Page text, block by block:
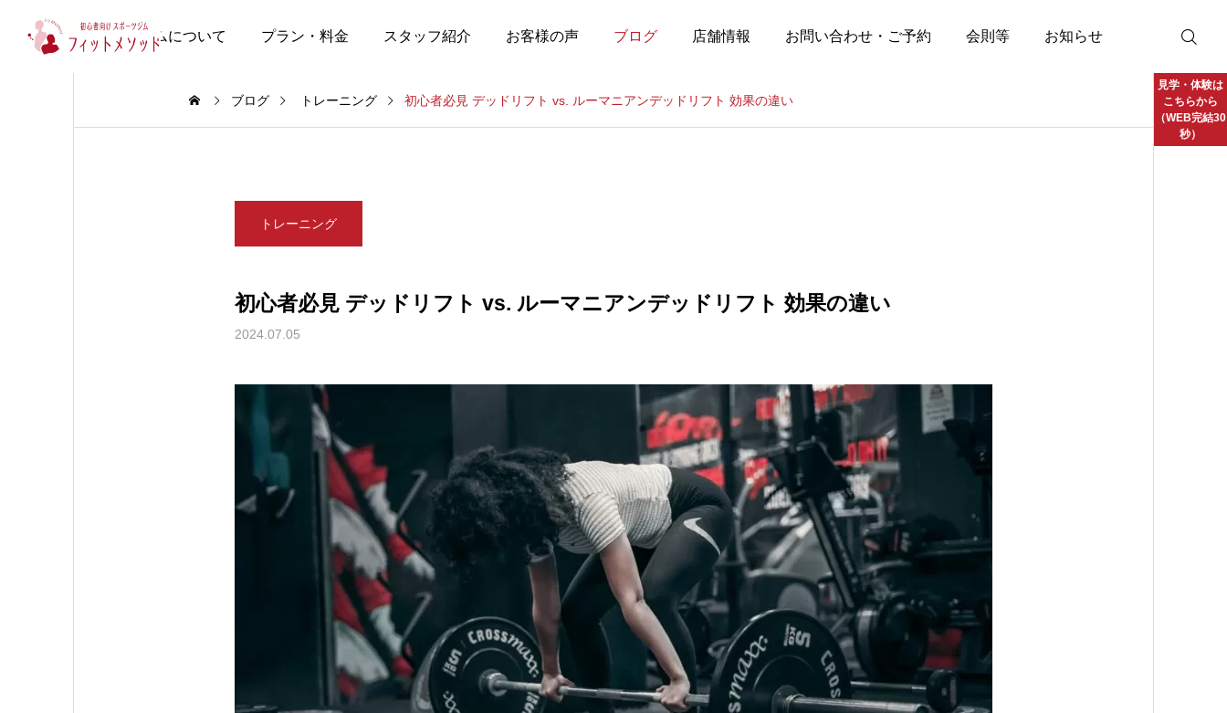
当ジムについて プラン・料金 スタッフ紹介 お客様の声 ブログ 店舗情報 お問い合わせ・ご予約 会則等 お知らせ
見学・体験は
こちらから
（WEB完結30
秒）
ブログ トレーニング 初心者必見 デッドリフト vs. ルーマニアンデッドリフト 効果の違い
トレーニング
初心者必見 デッドリフト vs. ルーマニアンデッドリフト 効果の違い
2024.07.05